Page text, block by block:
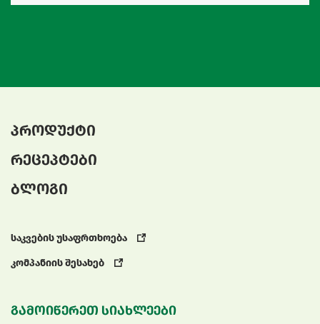
პროდუქტი
რეცეპტები
ბლოგი
საკვების უსაფრთხოება
კომპანიის შესახებ
გამოიწერეთ სიახლეები